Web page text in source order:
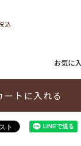
込
お気に
ートに入れる